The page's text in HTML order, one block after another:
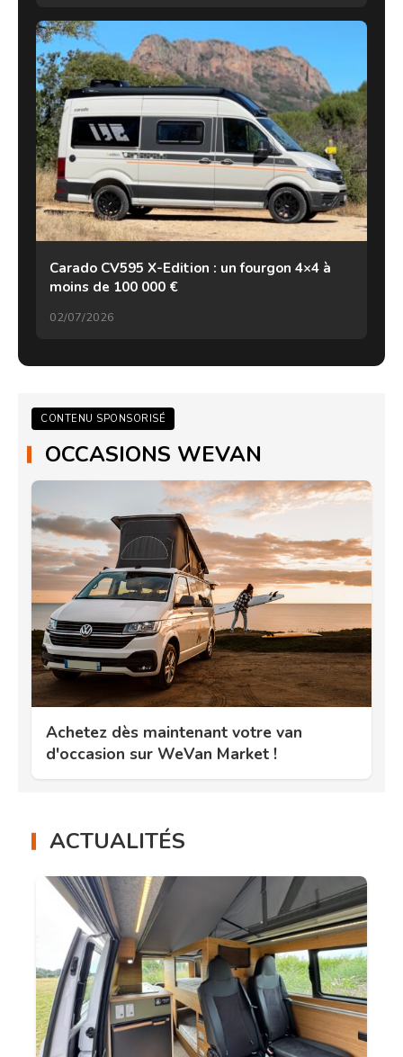
Carado CV595 X-Edition : un fourgon 4×4 à
moins de 100 000 €
02/07/2026
CONTENU SPONSORISÉ
OCCASIONS WEVAN
Achetez dès maintenant votre van
d'occasion sur WeVan Market !
ACTUALITÉS